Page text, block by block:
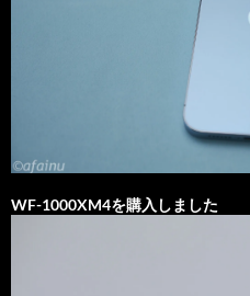
WF-1000XM4を購入しました